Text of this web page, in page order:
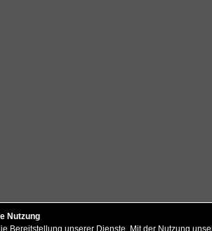
Nutzung
Bereitstellung unserer Dienste. Mit der Nutzung